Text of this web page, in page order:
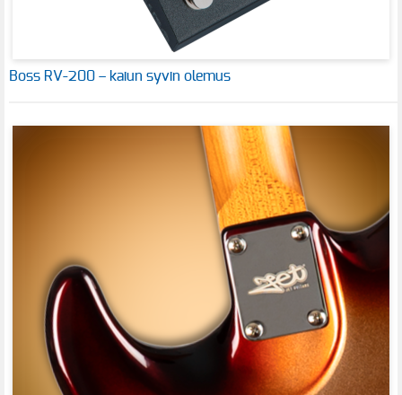
Boss RV-200 – kaiun syvin olemus